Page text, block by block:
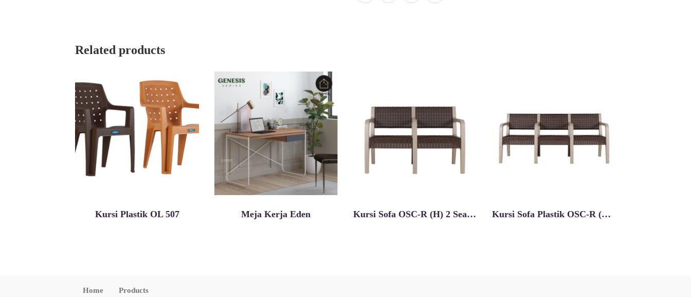
Related products
Kursi Plastik OL 507 Meja Kerja Eden Kursi Sofa OSC-R (H) 2 Seater Kursi Sofa Plastik OSC-R (H) 3 Seater
Home Products